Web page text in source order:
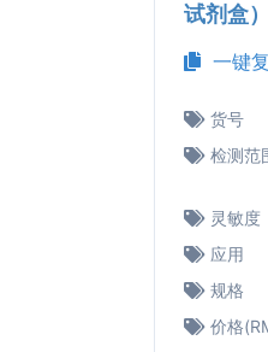
试剂盒）
一键
货号
检测范
灵敏度
应用
规格
价格